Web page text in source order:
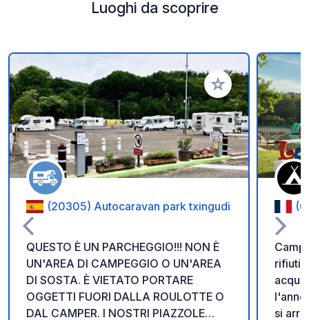
Luoghi da scoprire
Aggiungi ai tuoi
(20305) Autocaravan park txingudi
QUESTO È UN PARCHEGGIO!!! NON È
UN'AREA DI CAMPEGGIO O UN'AREA
DI SOSTA. È VIETATO PORTARE
OGGETTI FUORI DALLA ROULOTTE O
DAL CAMPER. I NOSTRI PIAZZOLE
rifiuti,
l'anno
si